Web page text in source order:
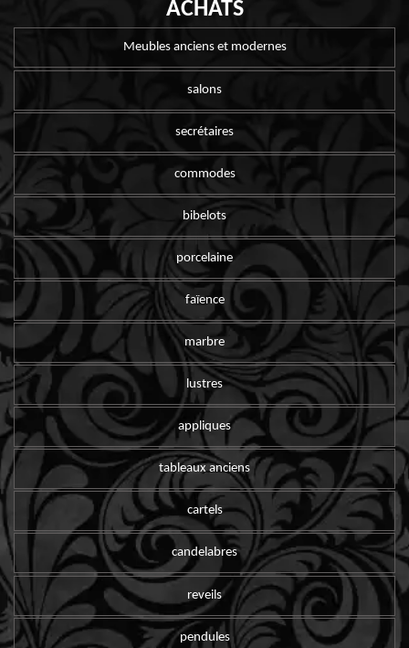
ACHATS
Meubles anciens et modernes
salons
secrétaires
commodes
bibelots
porcelaine
faïence
marbre
lustres
appliques
tableaux anciens
cartels
candelabres
reveils
pendules